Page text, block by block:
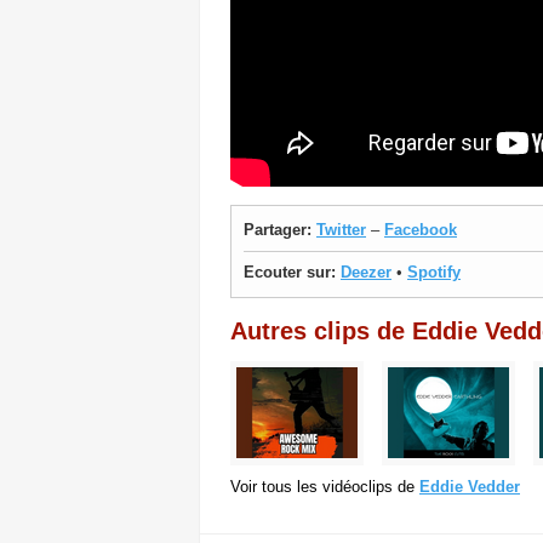
Partager: Twitter – Facebook
Ecouter sur: Deezer • Spotify
Autres clips de Eddie
Voir tous les vidéoclips de Eddie Vedder